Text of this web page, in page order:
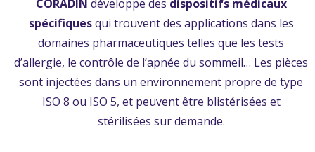
CORADIN développe des dispositifs médicaux
spécifiquesqui trouvent des applications dans les
domaines pharmaceutiques telles que les tests
d’allergie, le contrôle de l’apnée du sommeil… Les pièces
sont injectées dans un environnement propre de type
ISO 8 ou ISO 5, et peuvent être blistérisées et
stérilisées sur demande.